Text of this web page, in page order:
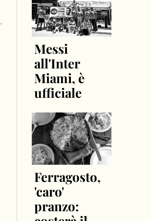
Messi
all'Inter
Miami, è
ufficiale
Ferragosto,
'caro'
pranzo: